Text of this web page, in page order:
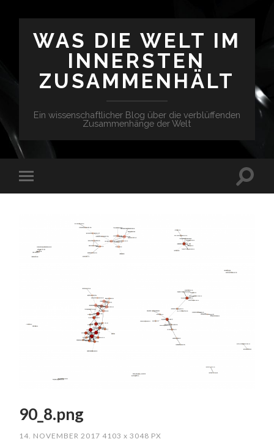
WAS DIE WELT IM
INNERSTEN
ZUSAMMENHÄLT
Ein wissenschaftlicher Blog über die verblüffenden
Zusammenhänge der Welt
90_8.png
14. NOVEMBER 2017 4103x 3048 PX